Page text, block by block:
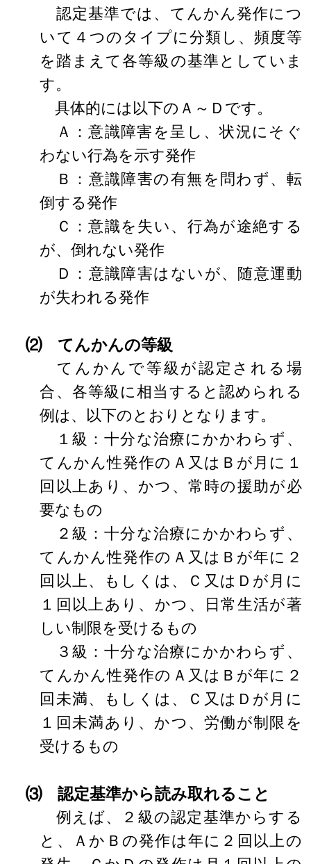
認定基準では、てんかん発作につ
いて４つのタイプに分類し、頻度等
を踏まえて各等級の基準としていま
す。
具体的には以下のＡ～Ｄです。
Ａ：意識障害を呈し、状況にそぐ
わない行為を示す発作
Ｂ：意識障害の有無を問わず、転
倒する発作
Ｃ：意識を失い、行為が途絶する
が、倒れない発作
Ｄ：意識障害はないが、随意運動
が失われる発作
⑵ てんかんの等級
てんかんで等級が認定される場
合、各等級に相当すると認められる
例は、以下のとおりとなります。
１級：十分な治療にかかわらず、
てんかん性発作のＡ又はＢが月に１
回以上あり、かつ、常時の援助が必
要なもの
２級：十分な治療にかかわらず、
てんかん性発作のＡ又はＢが年に２
回以上、もしくは、Ｃ又はＤが月に
１回以上あり、かつ、日常生活が著
しい制限を受けるもの
３級：十分な治療にかかわらず、
てんかん性発作のＡ又はＢが年に２
回未満、もしくは、Ｃ又はＤが月に
１回未満あり、かつ、労働が制限を
受けるもの
⑶ 認定基準から読み取れること
例えば、２級の認定基準からする
と、ＡかＢの発作は年に２回以上の